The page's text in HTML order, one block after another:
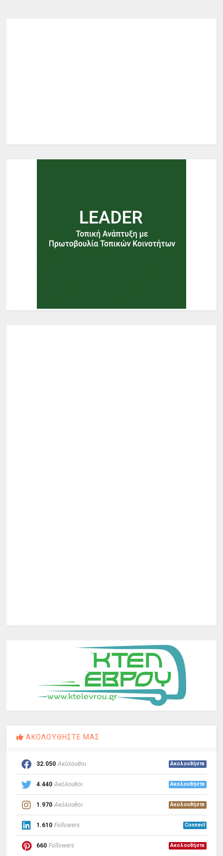
ΑΚΟΛΟΥΘΗΣΤΕ ΜΑΣ
32.050 Ακόλουθοι Ακολουθήστε
4.440 Ακόλουθοι Ακολουθήστε
1.970 Ακόλουθοι Ακολουθήστε
1.610 Followers Connect
660 Followers Ακολουθήστε